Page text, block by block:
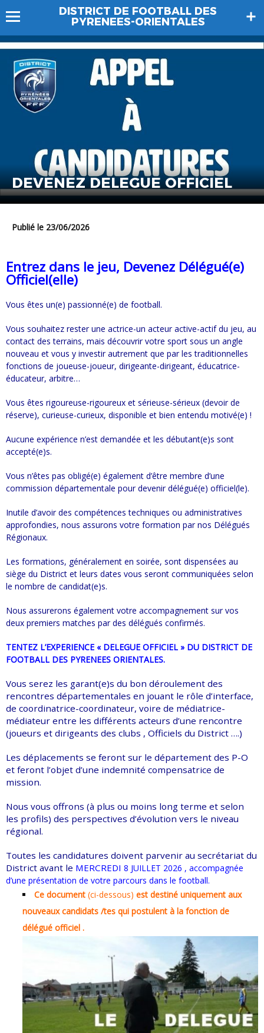
DISTRICT DE FOOTBALL DES
PYRENEES-ORIENTALES
DEVENEZ DELEGUE OFFICIEL
Publié le 23/06/2026
Entrez dans le jeu, Devenez Délégué(e)
Officiel(elle)
Vous êtes un(e) passionné(e) de football.
Vous souhaitez rester une actrice-un acteur active-actif du jeu, au
contact des terrains, mais découvrir votre sport sous un angle
nouveau et vous y investir autrement que par les traditionnelles
fonctions de joueuse-joueur, dirigeante-dirigeant, éducatrice-
éducateur, arbitre…
Vous êtes rigoureuse-rigoureux et sérieuse-sérieux (devoir de
réserve), curieuse-curieux, disponible et bien entendu motivé(e) !
Aucune expérience n’est demandée et les débutant(e)s sont
accepté(e)s.
Vous n’êtes pas obligé(e) également d’être membre d’une
commission départementale pour devenir délégué(e) officiel(le).
Inutile d’avoir des compétences techniques ou administratives
approfondies, nous assurons votre formation par nos Délégués
Régionaux.
Les formations, généralement en soirée, sont dispensées au
siège du District et leurs dates vous seront communiquées selon
le nombre de candidat(e)s.
Nous assurerons également votre accompagnement sur vos
deux premiers matches par des délégués confirmés.
TENTEZ L’EXPERIENCE « DELEGUE OFFICIEL » DU DISTRICT DE
FOOTBALL DES PYRENEES ORIENTALES.
Vous serez les garant(e)s du bon déroulement des
rencontres départementales en jouant le rôle d’interface,
de coordinatrice-coordinateur, voire de médiatrice-
médiateur entre les différents acteurs d’une rencontre
(joueurs et dirigeants des clubs , Officiels du District ….)
Les déplacements se feront sur le département des P-O
et feront l’objet d’une indemnité compensatrice de
mission.
Nous vous offrons (à plus ou moins long terme et selon
les profils) des perspectives d’évolution vers le niveau
régional.
Toutes les candidatures doivent parvenir au secrétariat du
District avant le MERCREDI 8 JUILLET 2026 , accompagnée
d’une présentation de votre parcours dans le football.
Ce document (ci-dessous) est destiné uniquement aux
nouveaux candidats /tes qui postulent à la fonction de
délégué officiel .